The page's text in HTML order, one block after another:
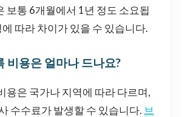
보통 6개월에서 1년 정도 소요됩
따라 차이가 있을 수 있습니다.
비용은 얼마나 드나요?
용은 국가나 지역에 따라 다르며,
수수료가 발생할 수 있습니다. 브